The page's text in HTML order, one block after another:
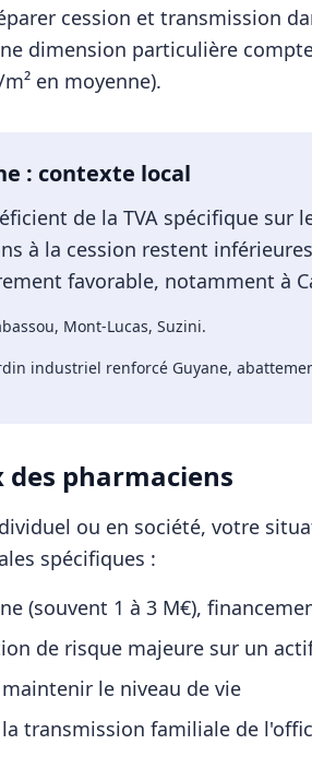
cession et transmission
dimension particulière
en moyenne).
: contexte local
de la TVA spécifique
à la cession restent
favorable, notamment à
Mont-Lucas, Suzini.
industriel renforcé Guyane,
pharmaciens
ou en société, votre
spécifiques :
(souvent 1 à 3 M€),
de risque majeure sur un
le niveau de vie
transmission familiale de